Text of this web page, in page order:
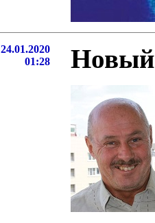
24.01.2020
01:28